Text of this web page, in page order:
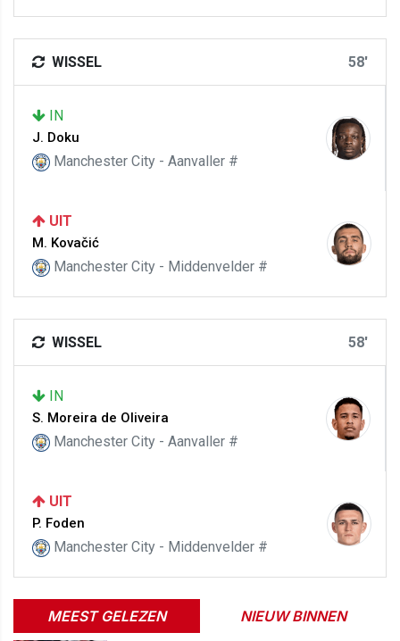
WISSEL 58'
IN
J. Doku
Manchester City - Aanvaller #
UIT
M. Kovačić
Manchester City - Middenvelder #
WISSEL 58'
IN
S. Moreira de Oliveira
Manchester City - Aanvaller #
UIT
P. Foden
Manchester City - Middenvelder #
MEEST GELEZEN NIEUW BINNEN